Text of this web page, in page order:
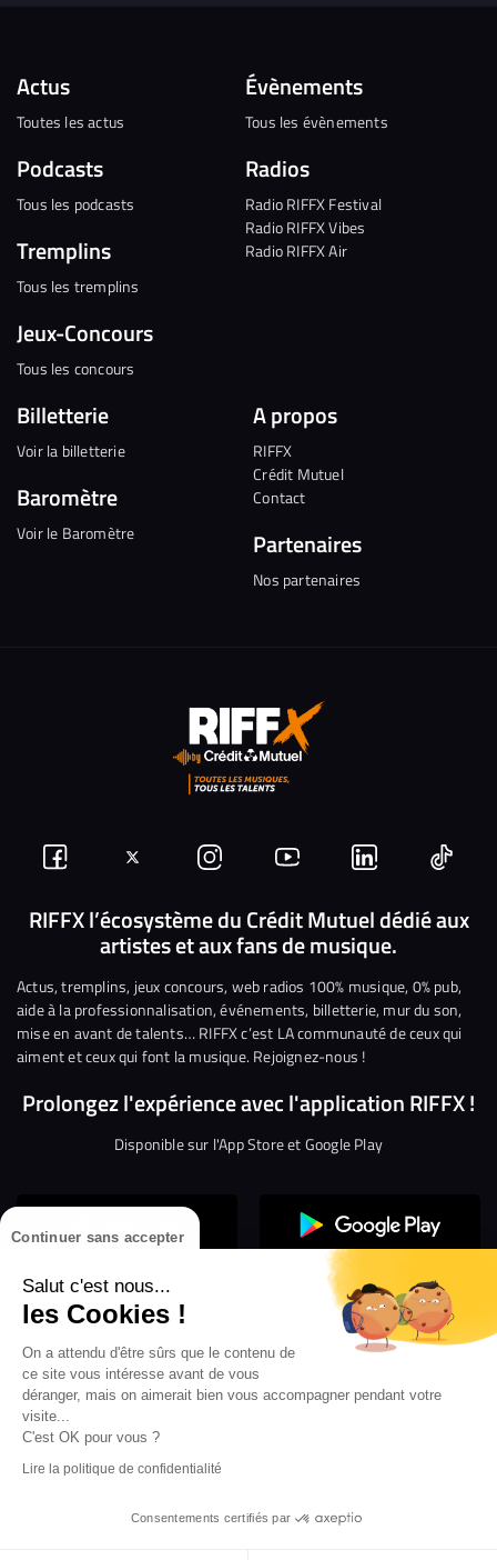
Continuer sans accepter
Salut c'est nous...
les Cookies !
On a attendu d'être sûrs que le contenu de
ce site vous intéresse avant de vous
déranger, mais on aimerait bien vous accompagner pendant votre
visite...
C'est OK pour vous ?
Lire la politique de confidentialité
Consentements certifiés par
Actus
Toutes les actus
Podcasts
Tous les podcasts
Tremplins
Tous les tremplins
Jeux-Concours
Tous les concours
Évènements
Tous les évènements
Radios
Radio RIFFX Festival
Radio RIFFX Vibes
Radio RIFFX Air
Billetterie
Voir la billetterie
Baromètre
Voir le Baromètre
A propos
RIFFX
Crédit Mutuel
Contact
Partenaires
Nos partenaires
Suivez-
nous
Facebook
Suivez-
nous
sur
Twitter
Nous
rejoindre
sur
Instagram
Nous
rejoindre
sur
YouTube
Nous
rejoindre
sur
Linkedin
Nous
RIFFX l’écosystème du Crédit Mutuel dédié aux
artistes et aux fans de musique.
Actus, tremplins, jeux concours, web radios 100% musique, 0% pub,
aide à la professionnalisation, événements, billetterie, mur du son,
mise en avant de talents… RIFFX c’est LA communauté de ceux qui
aiment et ceux qui font la musique. Rejoignez-nous !
Prolongez l'expérience avec l'application RIFFX !
Disponible sur l'App Store et Google Play
Confidentialité
Gestion des cookies
Conditions générales d’utilisation
Mentions légales
les webradios RIFFX
en exclusivité sur VIBES le titre de la révé